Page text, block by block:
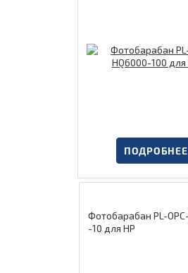
ПОДРОБНЕЕ
Фотобарабан PL-
-10 для HP